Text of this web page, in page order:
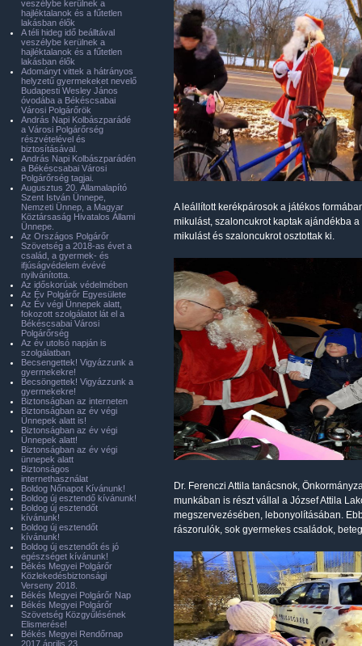
A leállított kerékpárosok a játékos
mikulást, szaloncukrot kaptak ajándékba
mikulást és szaloncukrot osztottak ki.
Dr. Ferenczi Attila tanácsnok,
munkában is részt vállal a József Attila
megszervezésében, lebonyolításában.
rászorulók, sok gyermekes családok,
veszélybe kerülnek a
hajléktalanok és a fűtetlen
lakásban élők
A téli hideg idő beálltával
veszélybe kerülnek a
hajléktalanok és a fűtetlen
lakásban élők
Adományt vittek a hátrányos
helyzetű gyermekeket nevelő
Budapesti Wesley János
óvodába a Békéscsabai
Városi Polgárőrök
András Napi Kolbászparádé
a Városi Polgárőrség
részvételével és
biztosításával.
András Napi Kolbászparádén
a Békéscsabai Városi
Polgárőrség tagjai.
Augusztus 20. Államalapító
Szent István Ünnepe,
Nemzeti Ünnep, a Magyar
Köztársaság Hivatalos Állami
Ünnepe.
Az Országos Polgárőr
Szövetség a 2018-as évet a
család, a gyermek- és
ifjúságvédelem évévé
nyilvánította.
Az időskorúak védelmében
Az Év Polgárőr Egyesülete
Az Év végi Ünnepek alatt,
fokozott szolgálatot lát el a
Békéscsabai Városi
Polgárőrség
Az év utolsó napján is
szolgálatban
Becsengettek! Vigyázzunk a
gyermekekre!
Becsöngettek! Vigyázzunk a
gyermekekre!
Biztonságban az interneten
Biztonságban az év végi
Ünnepek alatt is!
Biztonságban az év végi
Ünnepek alatt!
Biztonságban az év végi
ünnepek alatt
Biztonságos
internethasználat
Boldog Nőnapot Kívánunk!
Boldog új esztendő kívánunk!
Boldog új esztendőt
kívánunk!
Boldog új esztendőt
kívánunk!
Boldog új esztendőt és jó
egészséget kívánunk!
Békés Megyei Polgárőr
Közlekedésbiztonsági
Verseny 2018.
Békés Megyei Polgárőr Nap
Békés Megyei Polgárőr
Szövetség Közgyűlésének
Elismerése!
Békés Megyei Rendőrnap
2017.április 23.